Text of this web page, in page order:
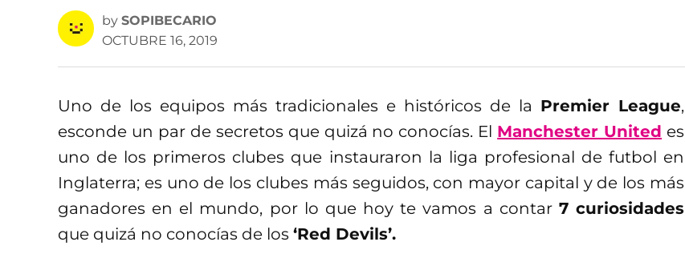
by SOPIBECARIO
OCTUBRE 16, 2019
Uno de los equipos más tradicionales e históricos de la Premier League,
esconde un par de secretos que quizá no conocías. El Manchester United es
uno de los primeros clubes que instauraron la liga profesional de futbol en
Inglaterra; es uno de los clubes más seguidos, con mayor capital y de los más
ganadores en el mundo, por lo que hoy te vamos a contar 7 curiosidades
que quizá no conocías de los ‘Red Devils’.